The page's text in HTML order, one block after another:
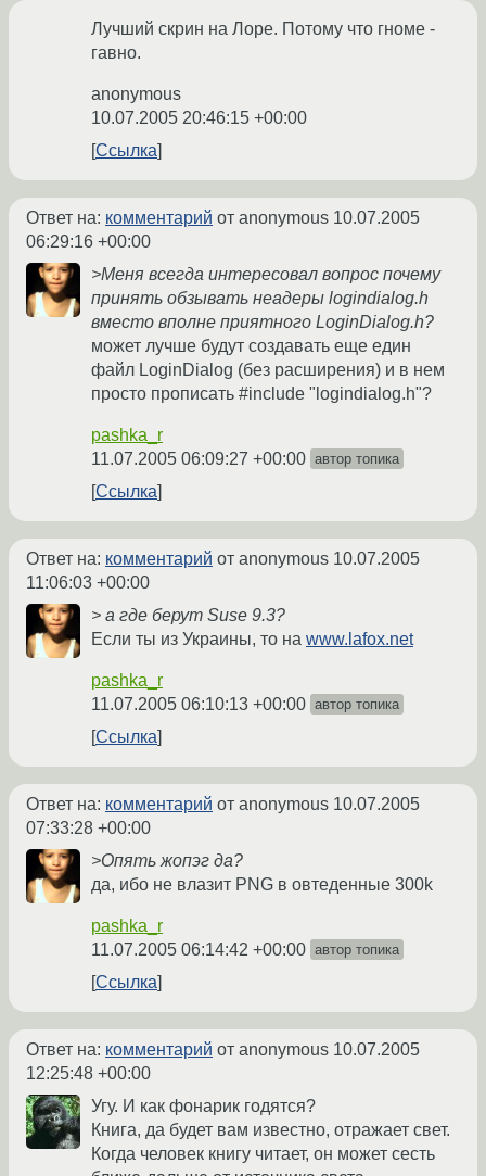
Лучший скрин на Лоре. Потому что гноме -
гавно.
anonymous
10.07.2005 20:46:15 +00:00
Ссылка
Ответ на: комментарий от anonymous 10.07.2005
06:29:16 +00:00
>Меня всегда интересовал вопрос почему
принять обзывать неадеры logindialog.h
вместо вполне приятного LoginDialog.h?
может лучше будут создавать еще един
файл LoginDialog (без расширения) и в нем
просто прописать #include "logindialog.h"?
pashka_r
11.07.2005 06:09:27 +00:00 автор топика
Ссылка
Ответ на: комментарий от anonymous 10.07.2005
11:06:03 +00:00
> а где берут Suse 9.3?
Если ты из Украины, то на www.lafox.net
pashka_r
11.07.2005 06:10:13 +00:00 автор топика
Ссылка
Ответ на: комментарий от anonymous 10.07.2005
07:33:28 +00:00
>Опять жопэг да?
да, ибо не влазит PNG в овтеденные 300k
pashka_r
11.07.2005 06:14:42 +00:00 автор топика
Ссылка
Ответ на: комментарий от anonymous 10.07.2005
12:25:48 +00:00
Угу. И как фонарик годятся?
Книга, да будет вам известно, отражает свет.
Когда человек книгу читает, он может сесть